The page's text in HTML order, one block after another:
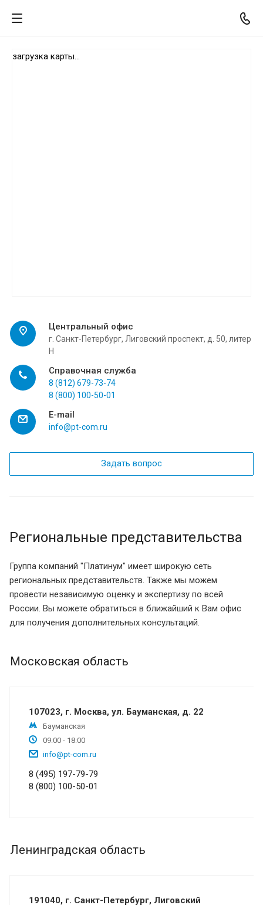
загрузка карты...
Центральный офис
г. Санкт-Петербург, Лиговский проспект, д. 50, литер
Н
Справочная служба
8 (812) 679-73-74
8 (800) 100-50-01
E-mail
info@pt-com.ru
Задать вопрос
Региональные представительства
Группа компаний "Платинум" имеет широкую сеть
региональных представительств. Также мы можем
провести независимую оценку и экспертизу по всей
России. Вы можете обратиться в ближайший к Вам офис
для получения дополнительных консультаций.
Московская область
107023, г. Москва, ул. Бауманская, д. 22
Бауманская
09:00 - 18:00
info@pt-com.ru
8 (495) 197-79-79
8 (800) 100-50-01
Ленинградская область
​191040, г. Санкт-Петербург, Лиговский